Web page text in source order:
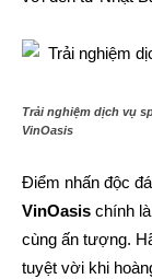
Trải nghiệm dịch vụ
VinOasis
Điểm nhấn độc
VinOasis chính
cùng ấn tượng.
tuyệt vời khi